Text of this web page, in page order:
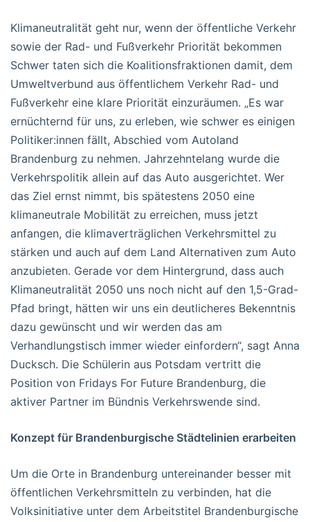
Klimaneutralität geht nur, wenn der öffentliche Verkehr
sowie der Rad- und Fußverkehr Priorität bekommen
Schwer taten sich die Koalitionsfraktionen damit, dem
Umweltverbund aus öffentlichem Verkehr Rad- und
Fußverkehr eine klare Priorität einzuräumen. „Es war
ernüchternd für uns, zu erleben, wie schwer es einigen
Politiker:innen fällt, Abschied vom Autoland
Brandenburg zu nehmen. Jahrzehntelang wurde die
Verkehrspolitik allein auf das Auto ausgerichtet. Wer
das Ziel ernst nimmt, bis spätestens 2050 eine
klimaneutrale Mobilität zu erreichen, muss jetzt
anfangen, die klimaverträglichen Verkehrsmittel zu
stärken und auch auf dem Land Alternativen zum Auto
anzubieten. Gerade vor dem Hintergrund, dass auch
Klimaneutralität 2050 uns noch nicht auf den 1,5-Grad-
Pfad bringt, hätten wir uns ein deutlicheres Bekenntnis
dazu gewünscht und wir werden das am
Verhandlungstisch immer wieder einfordern“, sagt Anna
Ducksch. Die Schülerin aus Potsdam vertritt die
Position von Fridays For Future Brandenburg, die
aktiver Partner im Bündnis Verkehrswende sind.
Konzept für Brandenburgische Städtelinien erarbeiten
Um die Orte in Brandenburg untereinander besser mit
öffentlichen Verkehrsmitteln zu verbinden, hat die
Volksinitiative unter dem Arbeitstitel Brandenburgische